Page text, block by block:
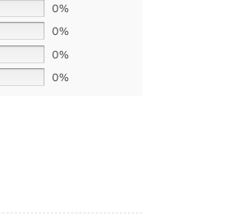
0%
0%
0%
0%